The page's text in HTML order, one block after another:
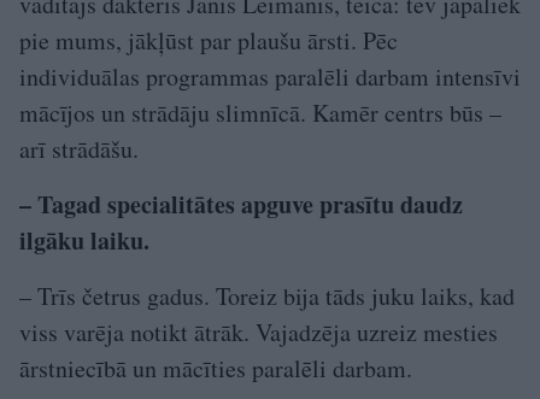
pie mums, jākļūst par plaušu ārsti. Pēc
individuālas programmas paralēli darbam intensīvi
mācījos un strādāju slimnīcā. Kamēr centrs būs –
arī strādāšu.
– Tagad specialitātes apguve prasītu daudz
ilgāku laiku.
– Trīs četrus gadus. Toreiz bija tāds juku laiks, kad
viss varēja notikt ātrāk. Vajadzēja uzreiz mesties
ārstniecībā un mācīties paralēli darbam.